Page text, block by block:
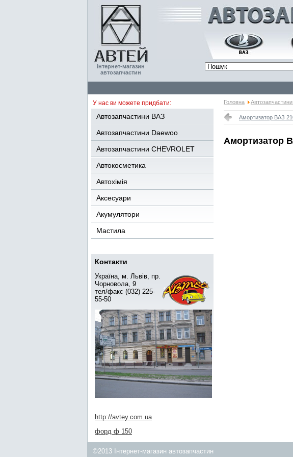
інтернет-магазин
автозапчастин
У нас ви можете придбати:
Автозапчастини ВАЗ
Автозапчастини Daewoo
Автозапчастини CHEVROLET
Автокосметика
Автохімія
Аксесуари
Акумулятори
Мастила
Контакти
Україна, м. Львів, пр.
Чорновола, 9
тел/факс (032) 225-
55-50
http://avtey.com.ua
форд ф 150
Головна
Амортизатор ВАЗ
Амортизатор
©2013 Інтернет-магазин автозапчастин